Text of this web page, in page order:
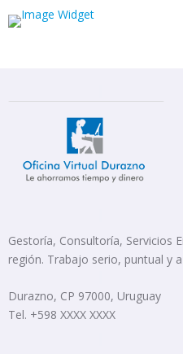
Gestoría, Consultoría, Servicios
región. Trabajo serio, puntual y
Durazno, CP 97000, Uruguay
Tel. +598 XXXX XXXX